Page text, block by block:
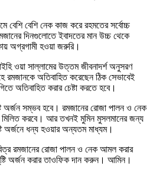
বেশি বেশি নেক কাজ করে রহমতের সর্বোচ্চ
দিনগুলোতে ইবাদতের মান উচ্চ থেকে
অগ্রগামী হওয়া জরুরি।
ওয়া সাল্লামের উত্তম জীবনাদর্শ অনুসরণ
রমজানকে অতিবাহিত করেছেন ঠিক সেভাবেই
অতিবাহিত করার চেষ্টা করতে হবে।
অর্জন সম্ভব হবে। রমজানের রোজা পালন ও নেক
করবে। আর তখনই মুমিন মুসলমানের জন্য
অর্জনে ধন্য হওয়ার অন্যতম মাধ্যম।
রমজানের রোজা পালন ও নেক আমল করার
অর্জন করার তাওফিক দান করুন। আমিন।